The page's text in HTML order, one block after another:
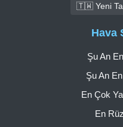
🇹🇼 Yeni
Hava
Şu An
Şu An
En Çok
En